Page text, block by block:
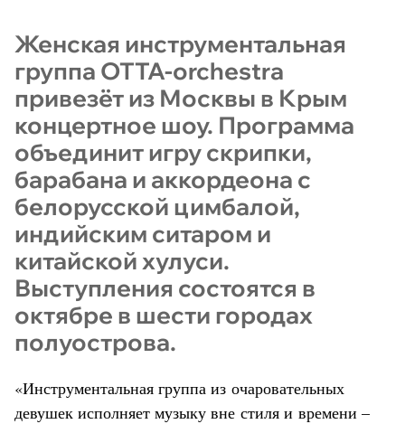
Женская инструментальная
группа OTTA-orchestra
привезёт из Москвы в Крым
концертное шоу. Программа
объединит игру скрипки,
барабана и аккордеона с
белорусской цимбалой,
индийским ситаром и
китайской хулуси.
Выступления состоятся в
октябре в шести городах
полуострова.
«Инструментальная группа из очаровательных
девушек исполняет музыку вне стиля и времени –